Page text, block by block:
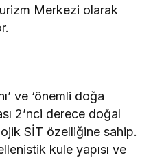
Merkezi olarak
ve ‘önemli doğa
2’nci derece doğal
SİT özelliğine sahip.
kule yapısı ve